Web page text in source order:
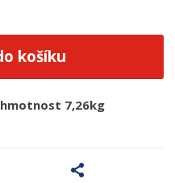
košíku
hmotnost 7,26kg